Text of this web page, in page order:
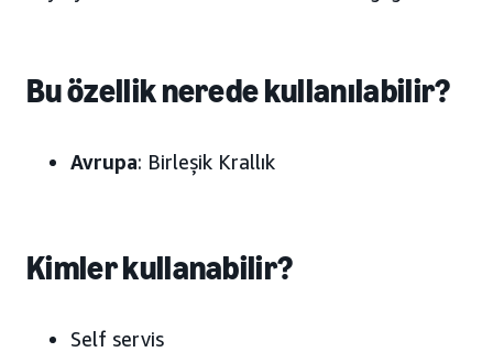
Bu özellik nerede kullanılabilir?
Avrupa: Birleşik Krallık
Kimler kullanabilir?
Self servis